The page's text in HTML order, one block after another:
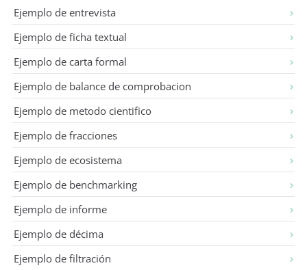
Ejemplo de entrevista
Ejemplo de ficha textual
Ejemplo de carta formal
Ejemplo de balance de comprobacion
Ejemplo de metodo cientifico
Ejemplo de fracciones
Ejemplo de ecosistema
Ejemplo de benchmarking
Ejemplo de informe
Ejemplo de décima
Ejemplo de filtración